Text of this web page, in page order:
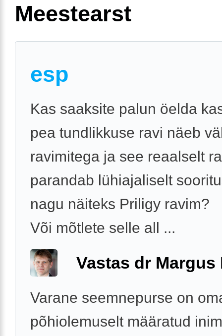
Meestearst
esp
Kas saaksite palun öelda
pea tundlikkuse ravi näeb
ravimitega ja see reaalselt
parandab lühiajaliselt
nagu näiteks Priligy ravim?
Või mõtlete selle all ...
Vastas dr Margus
Varane seemnepurse on
põhiolemuselt määratud